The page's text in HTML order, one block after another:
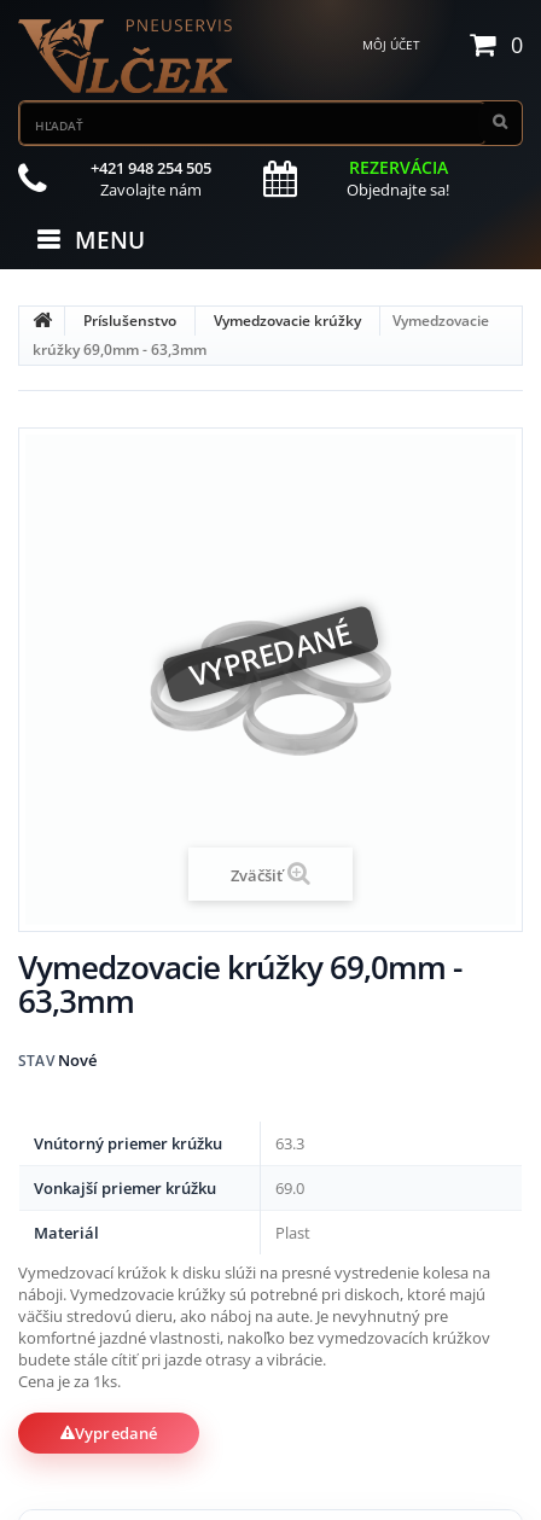
0
MÔJ ÚČET
+421 948 254 505
Zavolajte nám
REZERVÁCIA
Objednajte sa!
MENU
Príslušenstvo Vymedzovacie krúžky
Vymedzovacie
krúžky 69,0mm - 63,3mm
Zväčšiť
VYPREDANÉ
Vymedzovacie krúžky 69,0mm -
63,3mm
STAV Nové
Vnútorný priemer krúžku 63.3
Vonkajší priemer krúžku 69.0
Materiál
Plast
Vymedzovací krúžok k disku slúži na presné vystredenie kolesa na
náboji. Vymedzovacie krúžky sú potrebné pri diskoch, ktoré majú
väčšiu stredovú dieru, ako náboj na aute. Je nevyhnutný pre
komfortné jazdné vlastnosti, nakoľko bez vymedzovacích krúžkov
budete stále cítiť pri jazde otrasy a vibrácie.
Cena je za 1ks.
Vypredané